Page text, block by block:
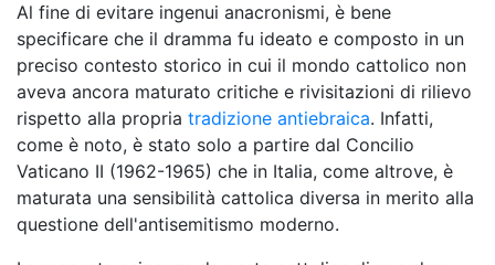
Al fine di evitare ingenui anacronismi, è bene
specificare che il dramma fu ideato e composto in un
preciso contesto storico in cui il mondo cattolico non
aveva ancora maturato critiche e rivisitazioni di rilievo
rispetto alla propria tradizione antiebraica. Infatti,
come è noto, è stato solo a partire dal Concilio
Vaticano II (1962-1965) che in Italia, come altrove, è
maturata una sensibilità cattolica diversa in merito alla
questione dell'antisemitismo moderno.